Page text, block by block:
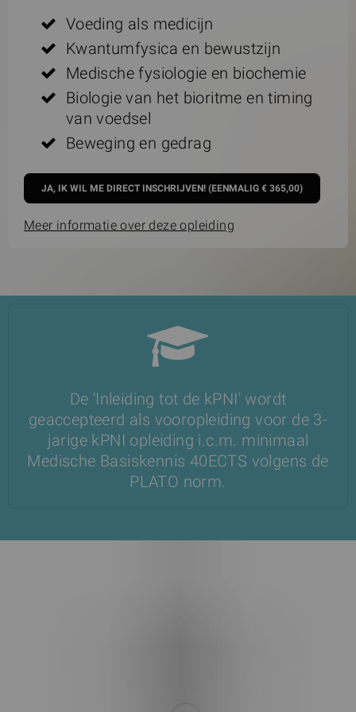
Voeding als medicijn
Kwantumfysica en bewustzijn
Medische fysiologie en biochemie
Biologie van het bioritme en timing
van voedsel
Beweging en gedrag
Meer informatie over deze opleiding
De 'Inleiding tot de kPNI' wordt
geaccepteerd als vooropleiding voor de 3-
jarige kPNI opleiding i.c.m. minimaal
Medische Basiskennis 40ECTS volgens de
PLATO norm.